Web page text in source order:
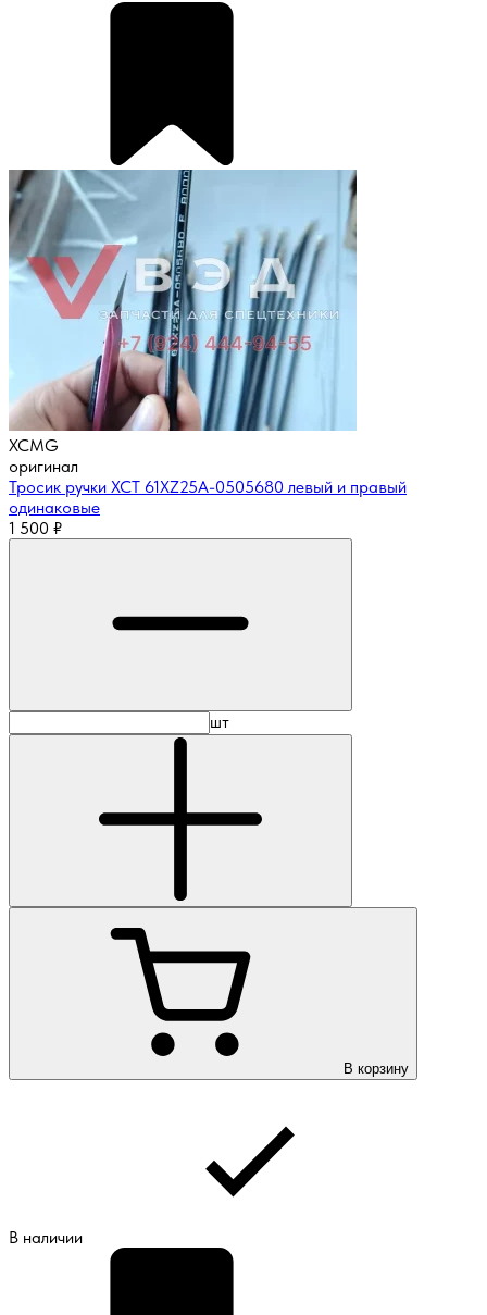
XCMG
оригинал
Тросик ручки XCT 61XZ25A-0505680 левый и правый
одинаковые
1 500 ₽
шт
В корзину
В наличии